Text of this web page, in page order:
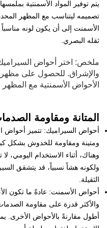
يتم توفير المواد الأسمنتية
تصميمه ليتناسب مع المظهر
الأسمنت إلى أن يكون لونه مناسباً
ثقله البصري.
ملخص: اختر أحواض
والإشراق. للحصول على
الأحواض الأسمنتية مع المظهر
المتانة ومقاومة
أحواض السيراميك: تتميز أحواض
ومتينة ومقاومة للخدوش بشكل
وهناك، أثناء الاستخدام اليومي،
ولكونه هشاً نسبياً، قد يتشقق
الثقيلة.
أحواض الأسمنت: عادةً ما تكون
والأكثر قدرة على مقاومة
أطول مقارنةً بالأحواض الأخرى.